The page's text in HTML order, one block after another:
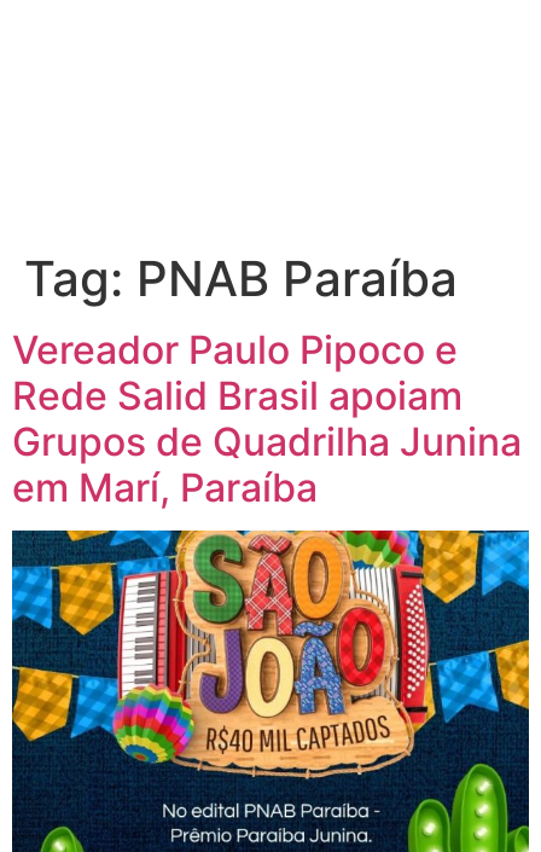
Tag: PNAB Paraíba
Vereador Paulo Pipoco e
Rede Salid Brasil apoiam
Grupos de Quadrilha Junina
em Marí, Paraíba